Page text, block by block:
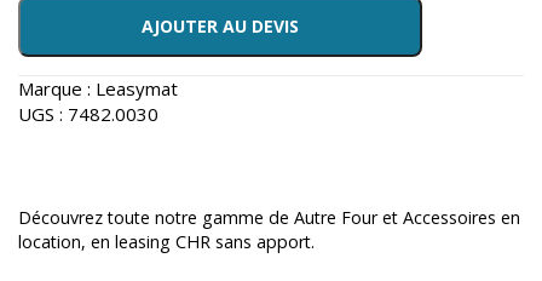
AJOUTER AU DEVIS
Marque : Leasymat
UGS : 7482.0030
Découvrez toute notre gamme de Autre Four et Accessoires en
location, en leasing CHR sans apport.